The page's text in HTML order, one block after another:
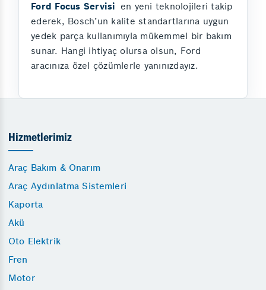
Ford Focus Servisi en yeni teknolojileri takip
ederek, Bosch’un kalite standartlarına uygun
yedek parça kullanımıyla mükemmel bir bakım
sunar. Hangi ihtiyaç olursa olsun, Ford
aracınıza özel çözümlerle yanınızdayız.
Hizmetlerimiz
Araç Bakım & Onarım
Araç Aydınlatma Sistemleri
Kaporta
Akü
Oto Elektrik
Fren
Motor